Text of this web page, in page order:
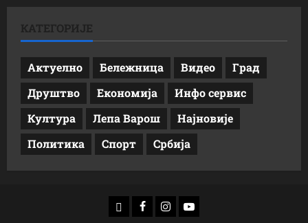
КАТЕГОРИЈЕ
Актуелно Бележница Видео
Град
Друштво
Економија
Инфо сервис
Култура
Лепа Варош
Најновије
Политика
Спорт Србија
доwнлоад
Фацебоок
Инстаграм
Yоутубе